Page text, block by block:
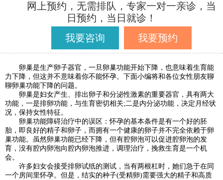
网上预约，无需排队，专家一对一亲诊，当
日预约，当日就诊！
我要咨询
我要预约
卵巢是生产卵子器官，一旦卵巢功能开始下降，也意味着生育能
力下降，但这并不意味着你不能怀孕。下面小编将和各位女性朋友聊
聊卵巢功能下降的问题。
卵巢是妇女产生、排出卵子和分泌性激素的重要器官，具有两大
功能，一是排卵功能，与生育密切相关;二是内分泌功能，决定月经状
况，保持女性特征。
卵巢功能障碍治疗中的误区：怀孕的基本条件是有一个好的胚
胎，即良好的精子和卵子，而拥有一个健康的卵子并不完全依赖于卵
巢功能。虽然卵巢功能已经下降，但有腔卵泡可以促进腔卵泡的发
育，没有腔内卵泡向腔内卵泡推进，调理治疗，挽救生育是一个机
会。
许多妇女会接受排卵试纸的测试，当有两根杠时，她们急于在同
一个房间里怀孕。但是，结实的种子(受精卵)需要强大的精子和高质